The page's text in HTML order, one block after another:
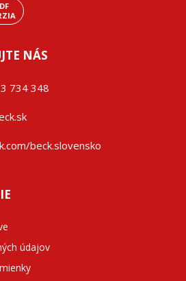
NÁS
734 348
beck.slovensko
údajov